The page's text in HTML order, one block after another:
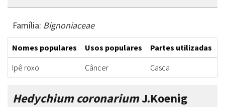
Família: Bignoniaceae
Nomes populares Usos populares Partes utilizadas
Ipê roxo
Câncer Casca
Hedychium coronariumJ.Koenig